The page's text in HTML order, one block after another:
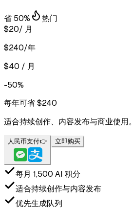
省 50%
热门
$20/ 月
$240/年
$40 / 月
-50%
每年可省 $240
适合持续创作、内容发布与商业使用。
人民币支付👉 立即购买
每月 1,500 AI 积分
适合持续创作与内容发布
优先生成队列